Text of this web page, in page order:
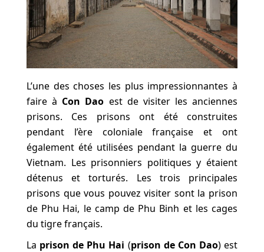
L’une des choses les plus impressionnantes à
faire à Con Dao est de visiter les anciennes
prisons. Ces prisons ont été construites
pendant l’ère coloniale française et ont
également été utilisées pendant la guerre du
Vietnam. Les prisonniers politiques y étaient
détenus et torturés. Les trois principales
prisons que vous pouvez visiter sont la prison
de Phu Hai, le camp de Phu Binh et les cages
du tigre français.
La prison de Phu Hai (prison de Con Dao) est